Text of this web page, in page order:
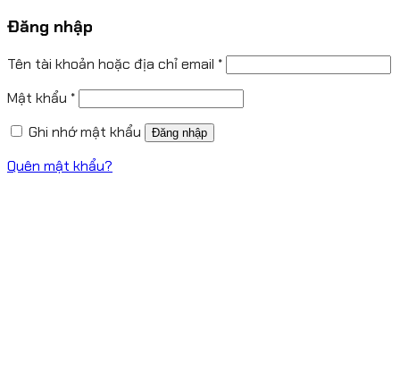
Đăng nhập
Tên tài khoản hoặc địa chỉ email *
Mật khẩu *
Ghi nhớ mật khẩu
Đăng nhập
Quên mật khẩu?